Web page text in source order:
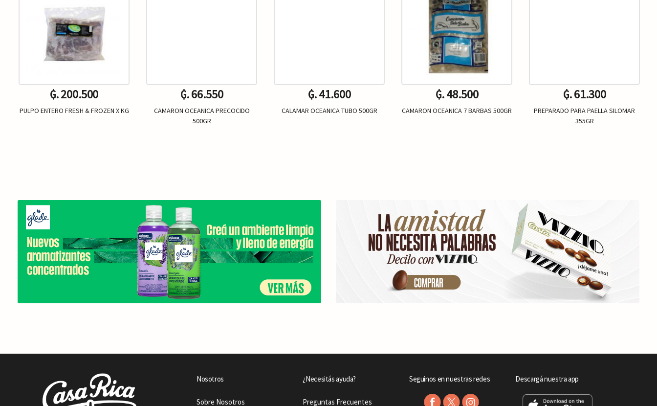
₲. 200.500
PULPO ENTERO FRESH & FROZEN X KG
₲. 66.550
CAMARON OCEANICA PRECOCIDO
500GR
₲. 41.600
CALAMAR OCEANICA TUBO 500GR
₲. 48.500
CAMARON OCEANICA 7 BARBAS 500GR
₲. 61.300
PREPARADO PARA PAELLA SILOMAR
355GR
Nosotros
Sobre Nosotros
¿Necesitás ayuda?
Preguntas Frecuentes
Seguinos en nuestras redes Descargá nuestra app